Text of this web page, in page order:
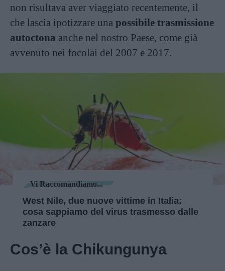
non risultava aver viaggiato recentemente, il
che lascia ipotizzare una possibile trasmissione
autoctona anche nel nostro Paese, come già
avvenuto nei focolai del 2007 e 2017.
Vi Raccomandiamo...
West Nile, due nuove vittime in Italia:
cosa sappiamo del virus trasmesso dalle
zanzare
Cos’è la Chikungunya